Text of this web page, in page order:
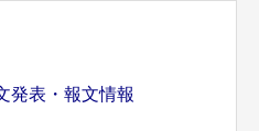
発表・報文情報